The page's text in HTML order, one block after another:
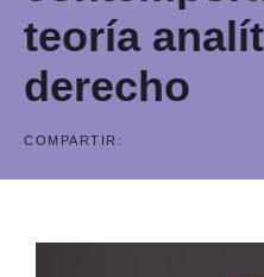
teoría
derecho
COMPARTIR: